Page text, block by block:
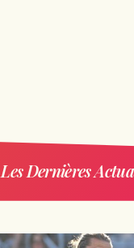
Les Dernières